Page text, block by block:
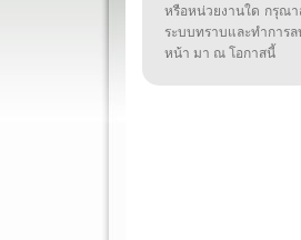
หรือหน่วยงานใด กรุณา
ระบบทราบและทำกา
หน้า มา ณ โอกาสนี้